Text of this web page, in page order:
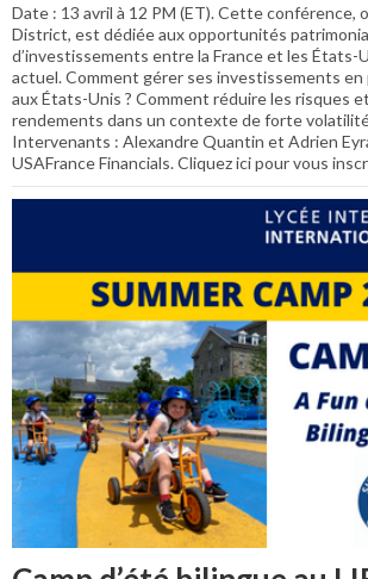
Date : 13 avril à 12 PM (ET). Cette conférence,
District, est dédiée aux opportunités
d’investissements entre la France et les États-
actuel. Comment gérer ses investissements en
aux États-Unis ? Comment réduire les risques
rendements dans un contexte de forte
Intervenants : Alexandre Quantin et Adrien
USAFrance Financials. Cliquez ici pour vous